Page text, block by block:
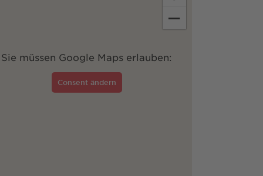
Sie müssen Google Maps erlauben:
Consent ändern
−